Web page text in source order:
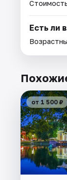
Есть ли
от 1 500 ₽